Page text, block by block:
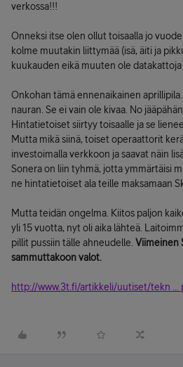
verkossa!!!
Onneksi itse olen ollut toisaalla jo
kolme muutakin liittymää (isä, äiti ja
kuukauden eikä muuten ole
Onkohan tämä ennenaikainen
nauran. Se ei vain ole kivaa. No
Hintatietoiset siirtyy toisaalle ja se
Mutta mikä siinä, toiset operaattorit
investoimalla verkkoon ja saavat näin
Sonera on liin tyhmä, jotta ymmärtäisi
ne hintatietoiset ala teille maksamaan
Mutta teidän ongelma. Kiitos paljon
yli 15 vuotta, nyt oli aika lähteä.
pillit pussiin tälle ahneudelle. Viimeinen
sammuttakoon valot.
http://www.3t.fi/artikkeli/uutiset/tekn ...